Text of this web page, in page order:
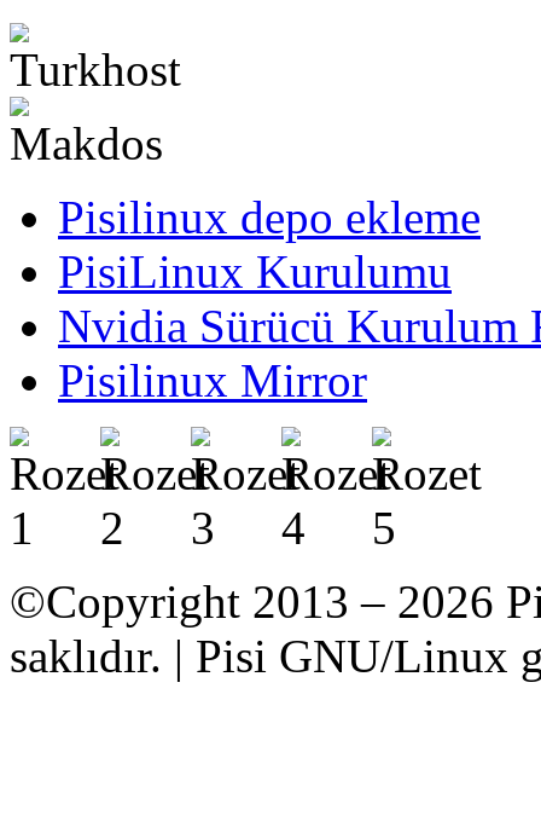
Pisilinux depo ekleme
PisiLinux Kurulumu
Nvidia Sürücü Kurulum
Pisilinux Mirror
©Copyright 2013 – 2026
saklıdır. | Pisi GNU/Linux